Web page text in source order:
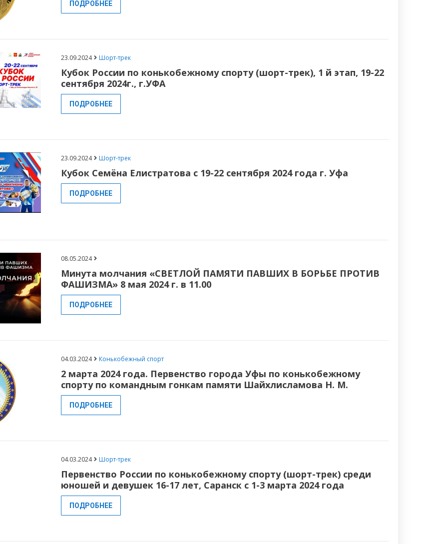
ПОДРОБНЕЕ
23.09.2024 Шорт-трек
Кубок России по конькобежному спорту (шорт-трек), 1 й этап, 19-22
сентября 2024г., г.УФА
ПОДРОБНЕЕ
23.09.2024 Шорт-трек
Кубок Семёна Елистратова с 19-22 сентября 2024 года г. Уфа
ПОДРОБНЕЕ
08.05.2024
Минута молчания «СВЕТЛОЙ ПАМЯТИ ПАВШИХ В БОРЬБЕ ПРОТИВ
ФАШИЗМА» 8 мая 2024 г. в 11.00
ПОДРОБНЕЕ
04.03.2024 Конькобежный спорт
2 марта 2024 года. Первенство города Уфы по конькобежному
спорту по командным гонкам памяти Шайхлисламова Н. М.
ПОДРОБНЕЕ
04.03.2024 Шорт-трек
Первенство России по конькобежному спорту (шорт-трек) среди
юношей и девушек 16-17 лет, Саранск с 1-3 марта 2024 года
ПОДРОБНЕЕ